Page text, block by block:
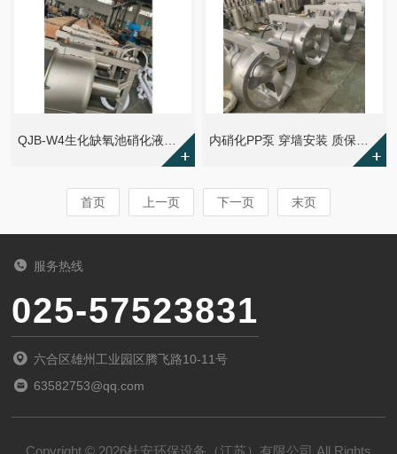
QJB-W4生化缺氧池硝化液回流泵生产厂家 内硝化PP泵 穿墙安装 质保两年
首页 上一页 下一页 末页
服务热线
025-57523831
六合区雄州工业园区腾飞路10-11号
63582753@qq.com